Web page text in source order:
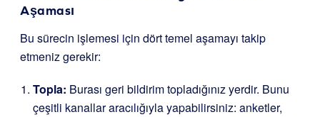
Aşaması
Bu sürecin işlemesi için dört temel aşamayı takip
etmeniz gerekir:
Topla: Burası geri bildirim topladığınız yerdir. Bunu
çeşitli kanallar aracılığıyla yapabilirsiniz: anketler,